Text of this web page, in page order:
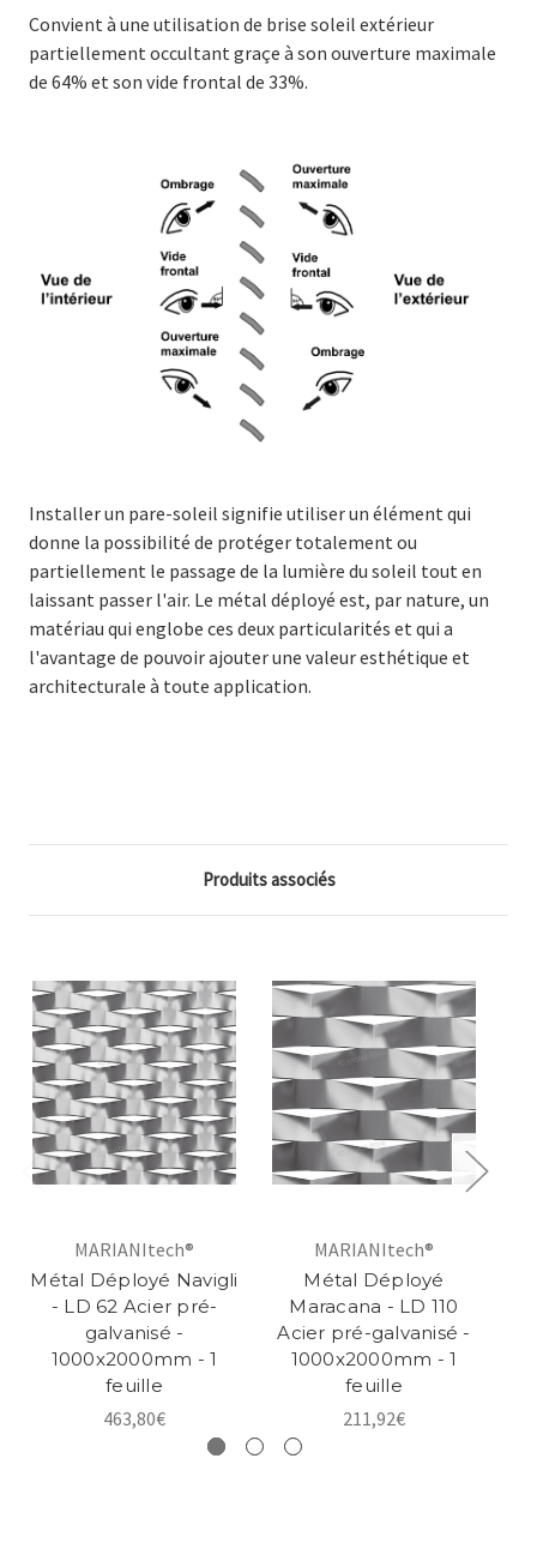
Convient à une utilisation de brise soleil extérieur
partiellement occultant graçe à son ouverture maximale
de 64% et son vide frontal de 33%.
Installer un pare-soleil signifie utiliser un élément qui
donne la possibilité de protéger totalement ou
partiellement le passage de la lumière du soleil tout en
laissant passer l'air. Le métal déployé est, par nature, un
matériau qui englobe ces deux particularités et qui a
l'avantage de pouvoir ajouter une valeur esthétique et
architecturale à toute application.
Produits associés
MARIANItech®
Métal Déployé Navigli
- LD 62 Acier pré-
galvanisé -
1000x2000mm - 1
feuille
463,80€
MARIANItech®
Métal Déployé
Maracana - LD 110
Acier pré-galvanisé -
1000x2000mm - 1
feuille
211,92€